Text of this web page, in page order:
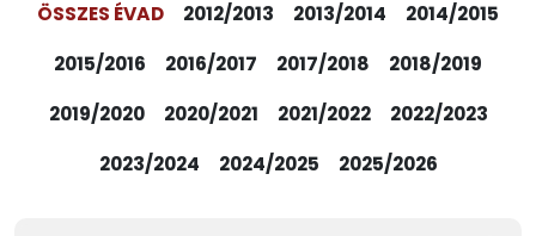
ÖSSZES ÉVAD 2012/2013 2013/2014
2014/2015
2015/2016
2016/2017 2017/2018
2018/2019
2019/2020
2020/2021 2021/2022
2022/2023
2023/2024
2024/2025 2025/2026